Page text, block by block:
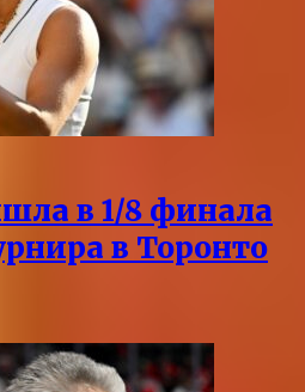
в 1/8 финала
в Торонто